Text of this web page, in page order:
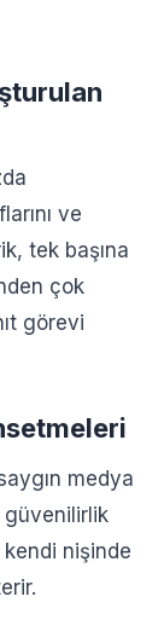
ve
tek başına
çok
görevi
medya
güvenilirlik
kendi nişinde